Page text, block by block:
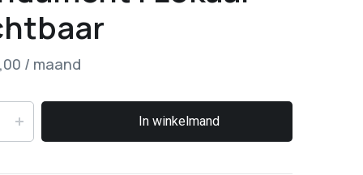
/ maand
In winkelmand